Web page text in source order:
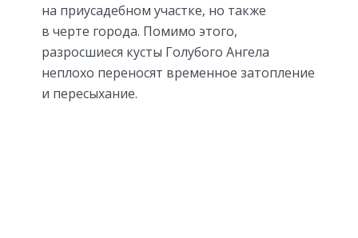
на приусадебном участке, но также
в черте города. Помимо этого,
разросшиеся кусты Голубого Ангела
неплохо переносят временное затопление
и пересыхание.